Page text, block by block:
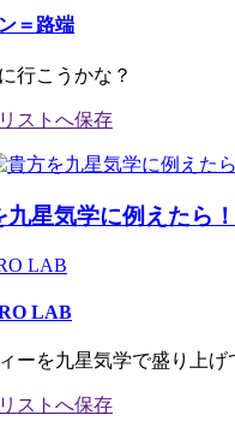
＝路端
行こうかな？
九星気学に例えたら！
LAB
LAB
ーを九星気学で盛り上げ